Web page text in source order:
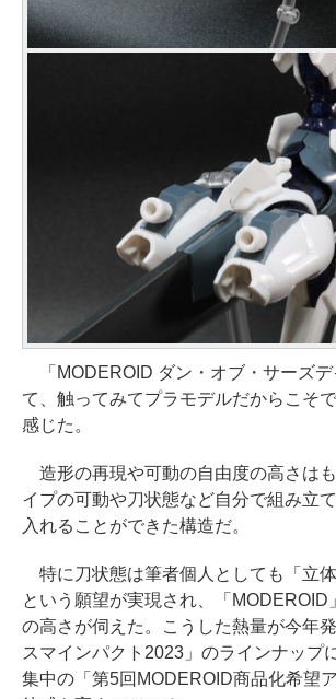
「MODEROID ダン・オブ・サーズデ
て、触ってみてプラモデルだからこそ
感じた。
造形の再現や可動の自由度の高さは
イプの可動や刀状態など自分で組み立
入れることができた構造だ。
特に刀状態は筆者個人としても「立体
という願望が実現され、「MODEROID
の高さが伺えた。こうした熱量が今年
スマインパクト2023」のラインナップ
集中の「第5回MODEROID商品化希望